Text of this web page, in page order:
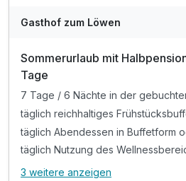
Gasthof zum Löwen
Sommerurlaub mit
Tage
3 weitere anzeigen